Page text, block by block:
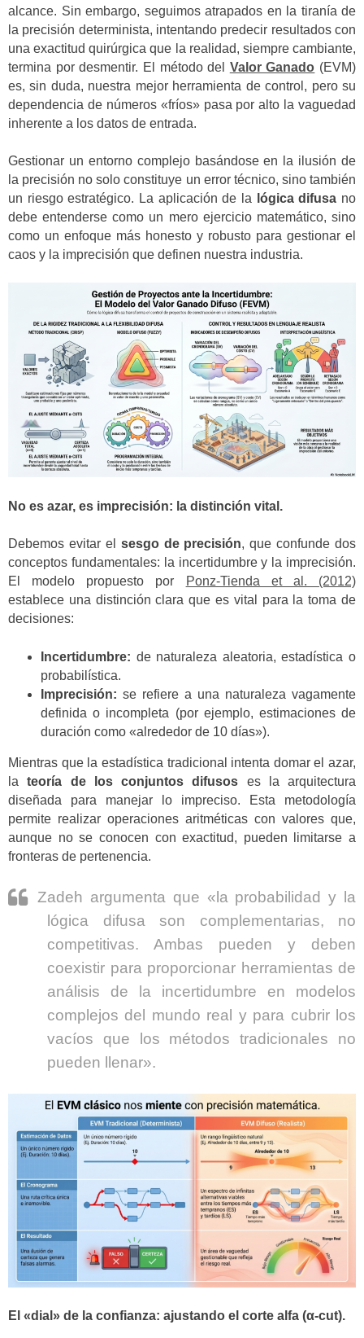
alcance. Sin embargo, seguimos atrapados en la tiranía de
la precisión determinista, intentando predecir resultados con
una exactitud quirúrgica que la realidad, siempre cambiante,
termina por desmentir. El método del Valor Ganado (EVM)
es, sin duda, nuestra mejor herramienta de control, pero su
dependencia de números «fríos» pasa por alto la vaguedad
inherente a los datos de entrada.
Gestionar un entorno complejo basándose en la ilusión de
la precisión no solo constituye un error técnico, sino también
un riesgo estratégico. La aplicación de la
lógica difusa no
debe entenderse como un mero ejercicio matemático, sino
como un enfoque más honesto y robusto para gestionar el
caos y la imprecisión que definen nuestra industria.
No es azar, es imprecisión: la distinción vital.
Debemos evitar el sesgo de precisión, que confunde dos
conceptos fundamentales: la incertidumbre y la imprecisión.
El modelo propuesto por
Ponz-Tienda et al. (2012)
establece una distinción clara que es vital para la toma de
decisiones:
Incertidumbre: de naturaleza aleatoria, estadística o
probabilística.
Imprecisión: se refiere a una naturaleza vagamente
definida o incompleta (por ejemplo, estimaciones de
duración como «alrededor de 10 días»).
Mientras que la estadística tradicional intenta domar el azar,
lateoría de los conjuntos difusos es la arquitectura
diseñada para manejar lo impreciso. Esta metodología
permite realizar operaciones aritméticas con valores que,
aunque no se conocen con exactitud, pueden limitarse a
fronteras de pertenencia.
Zadeh argumenta que «la probabilidad y la
lógica difusa son complementarias, no
competitivas. Ambas pueden y deben
coexistir para proporcionar herramientas de
análisis de la incertidumbre en modelos
complejos del mundo real y para cubrir los
vacíos que los métodos tradicionales no
pueden llenar».
El «dial» de la confianza: ajustando el corte alfa (α-cut).